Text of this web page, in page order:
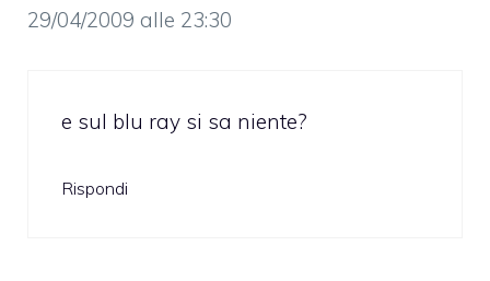
29/04/2009 alle 23:30
e sul blu ray si sa niente?
Rispondi